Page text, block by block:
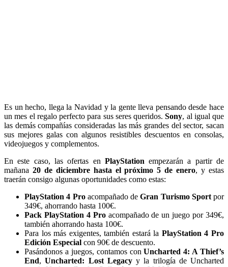
Es un hecho, llega la Navidad y la gente lleva pensando desde hace
un mes el regalo perfecto para sus seres queridos.Sony, al igual que
las demás compañías consideradas las más grandes del sector, sacan
sus mejores galas con algunos resistibles descuentos en consolas,
videojuegos y complementos.
En este caso, las ofertas en PlayStation empezarán a partir de
mañana 20 de diciembre hasta el próximo 5 de enero, y estas
traerán consigo algunas oportunidades como estas:
PlayStation 4 Proacompañado deGran Turismo Sportpor
349€, ahorrando hasta 100€.
Pack PlayStation 4 Proacompañado de un juego por 349€,
también ahorrando hasta 100€.
Para los más exigentes, también estará la PlayStation 4 Pro
Edición Especial con 90€ de descuento.
Pasándonos a juegos, contamos con Uncharted 4: A Thief’s
End,Uncharted: Lost Legacyy la trilogía de Uncharted